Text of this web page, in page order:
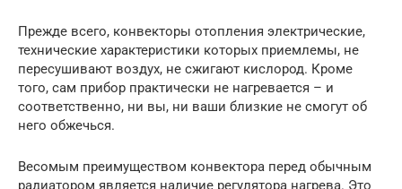
Прежде всего, конвекторы отопления электрические,
технические характеристики которых приемлемы, не
пересушивают воздух, не сжигают кислород. Кроме
того, сам прибор практически не нагревается – и
соответственно, ни вы, ни ваши близкие не смогут об
него обжечься.
Весомым преимуществом конвектора перед обычным
радиатором является наличие регулятора нагрева. Это